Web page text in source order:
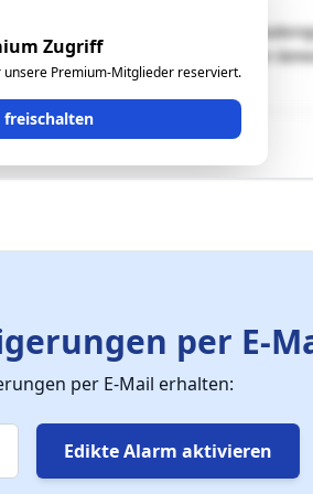
Zugriff
Premium-Mitglieder reserviert.
freischalten
2, Hotel Sonneck, liegt in der
in den Alpen. Kössen ist die letzte
sehr gut …"
per E-
per E-Mail erhalten:
Edikte Alarm aktivieren